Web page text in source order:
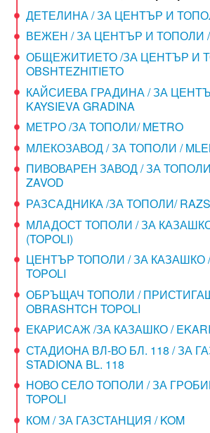
ДЕТЕЛИНА / ЗА ЦЕНТЪР И
ВЕЖЕН / ЗА ЦЕНТЪР И ТОПОЛИ /
ОБЩЕЖИТИЕТО /ЗА ЦЕНТЪР И
OBSHTEZHITIETO
КАЙСИЕВА ГРАДИНА / ЗА
KAYSIEVA GRADINA
МЕТРО /ЗА ТОПОЛИ/ METRO
МЛЕКОЗАВОД / ЗА ТОПОЛИ /
ПИВОВАРЕН ЗАВОД / ЗА ТОПОЛИ
ZAVOD
РАЗСАДНИКА /ЗА ТОПОЛИ/
МЛАДОСТ ТОПОЛИ / ЗА КАЗАШКО
(TOPOLI)
ЦЕНТЪР ТОПОЛИ / ЗА КАЗАШКО /
TOPOLI
ОБРЪЩАЧ ТОПОЛИ /
OBRASHTCH TOPOLI
ЕКАРИСАЖ /ЗА КАЗАШКО /
СТАДИОНА ВЛ-ВО БЛ. 118 / ЗА
STADIONA BL. 118
НОВО СЕЛО ТОПОЛИ / ЗА
TOPOLI
КОМ / ЗА ГАЗСТАНЦИЯ / KOM